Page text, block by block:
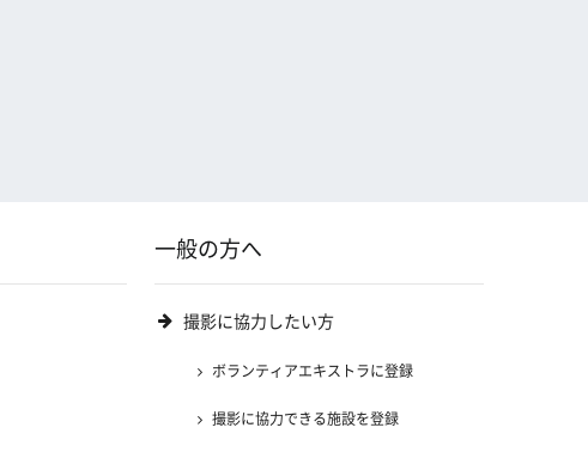
一般の方へ
撮影に協力したい方
ボランティアエキストラに登録
撮影に協力できる施設を登録